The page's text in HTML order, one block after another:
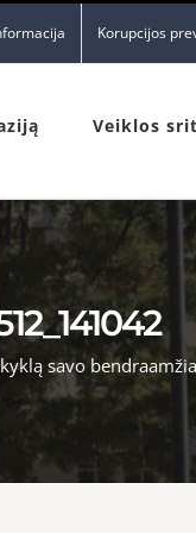
Korupcijos
Veiklos
savo